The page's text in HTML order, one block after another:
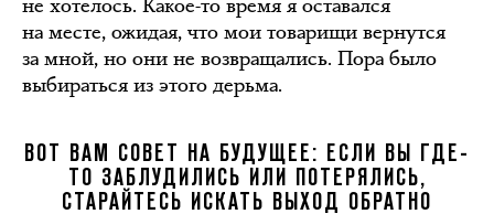
не хотелось. Какое-то время я оставался
на месте, ожидая, что мои товарищи вернутся
за мной, но они не возвращались. Пора было
выбираться из этого дерьма.
ВОТ ВАМ СОВЕТ НА БУДУЩЕЕ: ЕСЛИ ВЫ ГДЕ-
ТО ЗАБЛУДИЛИСЬ ИЛИ ПОТЕРЯЛИСЬ,
СТАРАЙТЕСЬ ИСКАТЬ ВЫХОД ОБРАТНО